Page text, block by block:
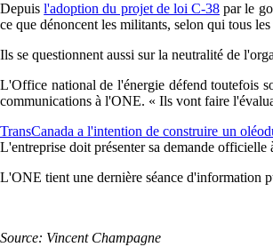
Depuisl'adoption du projet de loi C-38 par le
ce que dénoncent les militants, selon qui tous
Ils se questionnent aussi sur la neutralité de
L'Office national de l'énergie défend toutefois
communications à l'ONE. « Ils vont faire
TransCanada a l'intention de construire un
L'entreprise doit présenter sa demande
L'ONE tient une dernière séance d'information
Source: Vincent Champagne